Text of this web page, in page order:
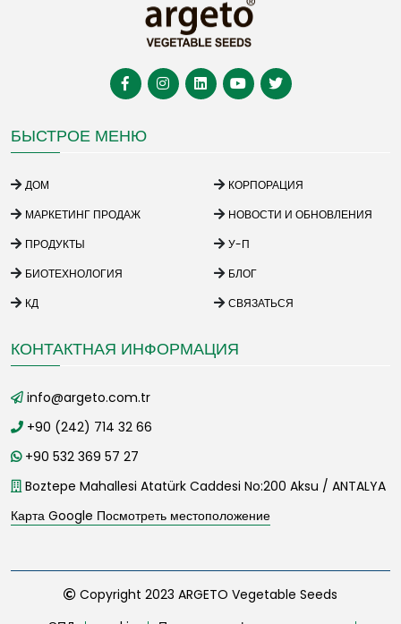
БЫСТРОЕ МЕНЮ
ДОМ
КОРПОРАЦИЯ
МАРКЕТИНГ ПРОДАЖ
НОВОСТИ И ОБНОВЛЕНИЯ
ПРОДУКТЫ
У-П
БИОТЕХНОЛОГИЯ
БЛОГ
КД
СВЯЗАТЬСЯ
КОНТАКТНАЯ ИНФОРМАЦИЯ
info@argeto.com.tr
+90 (242) 714 32 66
+90 532 369 57 27
Boztepe Mahallesi Atatürk Caddesi No:200 Aksu / ANTALYA
Карта Google Посмотреть местоположение
Copyright 2023 ARGETO Vegetable Seeds